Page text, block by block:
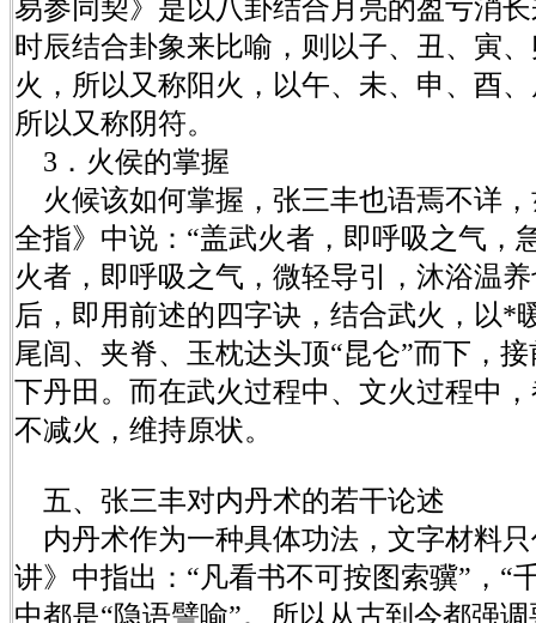
易参同契》是以八卦结合月亮的盈亏消
时辰结合卦象来比喻，则以子、丑、寅
火，所以又称阳火，以午、未、申、酉
所以又称阴符。
3．火侯的掌握
火候该如何掌握，张三丰也语焉不详
全指》中说：“盖武火者，即呼吸之气，
火者，即呼吸之气，微轻导引，沐浴温
后，即用前述的四字诀，结合武火，以*
尾闾、夹脊、玉枕达头顶“昆仑”而下，
下丹田。而在武火过程中、文火过程中
不减火，维持原状。
五、张三丰对内丹术的若干论述
内丹术作为一种具体功法，文字材料
讲》中指出：“凡看书不可按图索骥”，“
中都是“隐语譬喻”。所以从古到今都强